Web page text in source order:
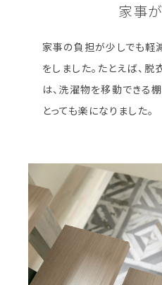
家事が
家事の負担が少しでも軽
をしました。たとえば、
は、洗濯物を移動できる
とっても楽になりました。